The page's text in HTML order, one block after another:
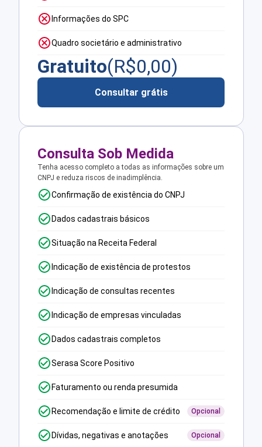
Informações do SPC
Quadro societário e administrativo
Gratuito(R$0,00)
Consultar grátis
Consulta Sob Medida
Tenha acesso completo a todas as informações sobre um
CNPJ e reduza riscos de inadimplência.
Confirmação de existência do CNPJ
Dados cadastrais básicos
Situação na Receita Federal
Indicação de existência de protestos
Indicação de consultas recentes
Indicação de empresas vinculadas
Dados cadastrais completos
Serasa Score Positivo
Faturamento ou renda presumida
Recomendação e limite de crédito Opcional
Dívidas, negativas e anotações Opcional